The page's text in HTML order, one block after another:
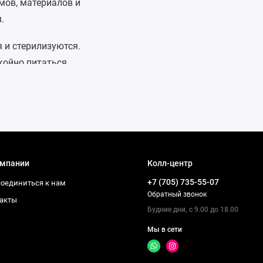
материалов и
стерилизуются.
питаться,
к нам
Колл-центр
+7 (705) 735-55-07
Обратный звонок
Будние дни, с 9.00 до 18.00
Мы в сети